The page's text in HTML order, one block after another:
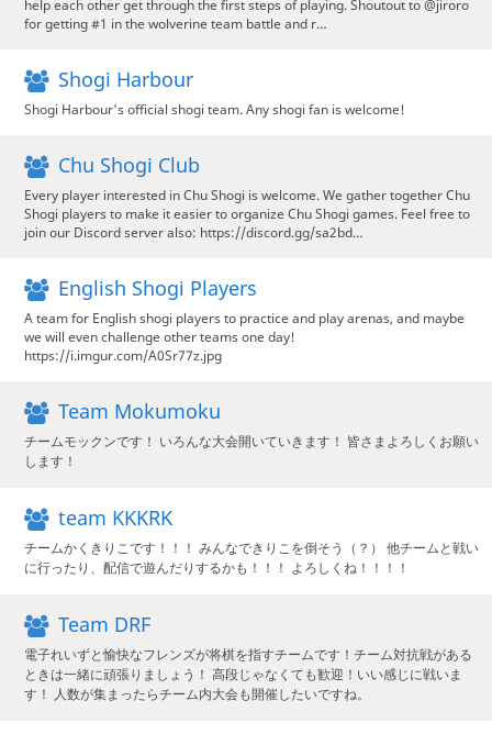
help each other get through the first steps of playing. Shoutout to @jiroro
for getting #1 in the wolverine team battle and r…
Shogi Harbour
Shogi Harbour's official shogi team. Any shogi fan is welcome!
Chu Shogi Club
Every player interested in Chu Shogi is welcome. We gather together Chu
Shogi players to make it easier to organize Chu Shogi games. Feel free to
join our Discord server also: https://discord.gg/sa2bd…
English Shogi Players
A team for English shogi players to practice and play arenas, and maybe
we will even challenge other teams one day!
https://i.imgur.com/A0Sr77z.jpg
Team Mokumoku
チームモックンです！ いろんな大会開いていきます！ 皆さまよろしくお願い
します！
team KKKRK
チームかくきりこです！！！ みんなできりこを倒そう（？） 他チームと戦い
に行ったり、配信で遊んだりするかも！！！ よろしくね！！！！
Team DRF
電子れいずと愉快なフレンズが将棋を指すチームです！チーム対抗戦がある
ときは一緒に頑張りましょう！ 高段じゃなくても歓迎！いい感じに戦いま
す！ 人数が集まったらチーム内大会も開催したいですね。